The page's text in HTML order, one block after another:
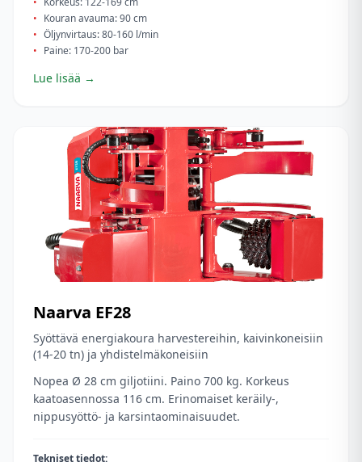
• Kouran avauma: 90 cm
• Öljynvirtaus: 80-160 l/min
• Paine: 170-200 bar
Lue lisää →
Naarva EF28
Syöttävä energiakoura harvestereihin, kaivinkoneisiin
(14-20 tn) ja yhdistelmäkoneisiin
Nopea Ø 28 cm giljotiini. Paino 700 kg. Korkeus
kaatoasennossa 116 cm. Erinomaiset keräily-,
nippusyöttö- ja karsintaominaisuudet.
Tekniset tiedot: